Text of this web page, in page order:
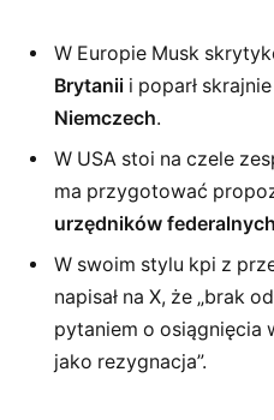
W Europie Musk
Brytanii i poparł
Niemczech.
W USA stoi na czele
ma przygotować
urzędników federalnych
W swoim stylu kpi z
napisał na X, że „brak
pytaniem o osiągnięcia
jako rezygnacja”.